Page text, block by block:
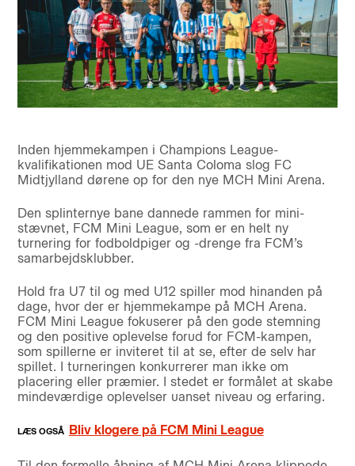
Inden hjemmekampen i Champions League-
kvalifikationen mod UE Santa Coloma slog FC
Midtjylland dørene op for den nye MCH Mini Arena.
Den splinternye bane dannede rammen for mini-
stævnet, FCM Mini League, som er en helt ny
turnering for fodboldpiger og -drenge fra FCM’s
samarbejdsklubber.
Hold fra U7 til og med U12 spiller mod hinanden på
dage, hvor der er hjemmekampe på MCH Arena.
FCM Mini League fokuserer på den gode stemning
og den positive oplevelse forud for FCM-kampen,
som spillerne er inviteret til at se, efter de selv har
spillet. I turneringen konkurrerer man ikke om
placering eller præmier. I stedet er formålet at skabe
mindeværdige oplevelser uanset niveau og erfaring.
Bliv klogere på FCM Mini League